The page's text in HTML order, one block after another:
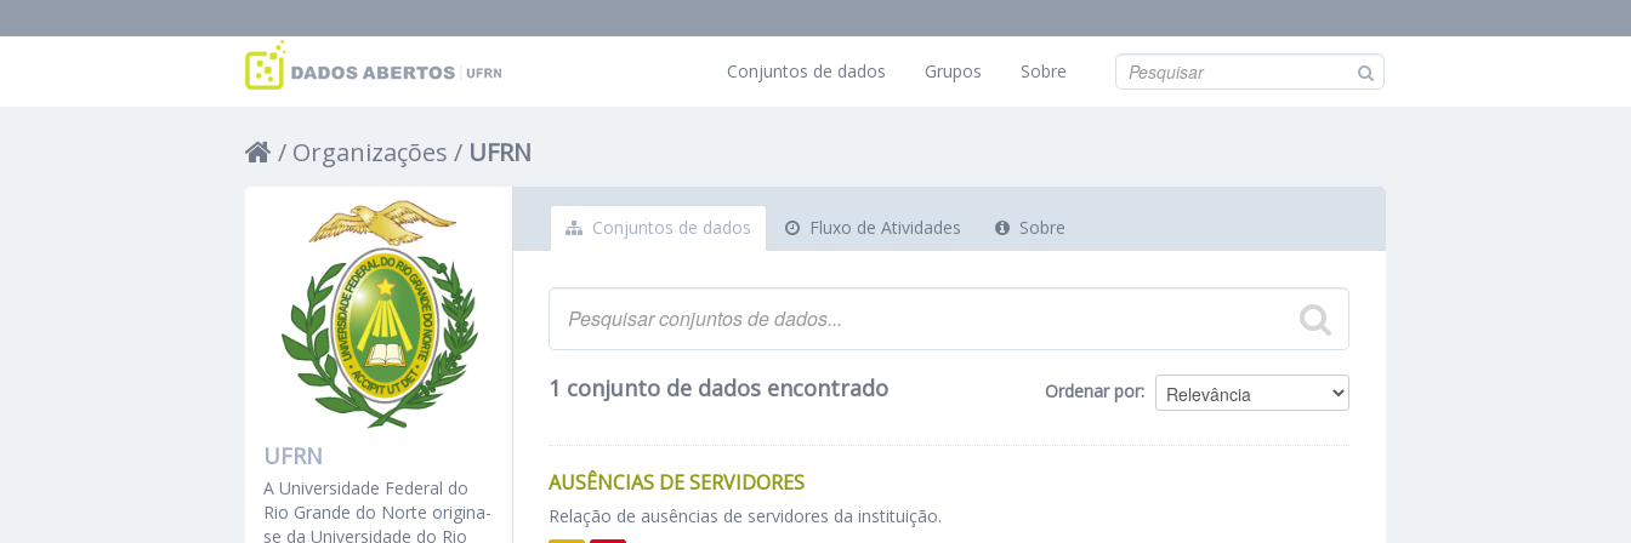
Conjuntos de dados Grupos Sobre
Organizações UFRN
Conjuntos de dados Fluxo de Atividades Sobre
Ordenar por
1 conjunto de dados encontrado
AUSÊNCIAS DE SERVIDORES
Relação de ausências de servidores da instituição.
UFRN
A Universidade Federal do
Rio Grande do Norte origina-
se da Universidade do Rio